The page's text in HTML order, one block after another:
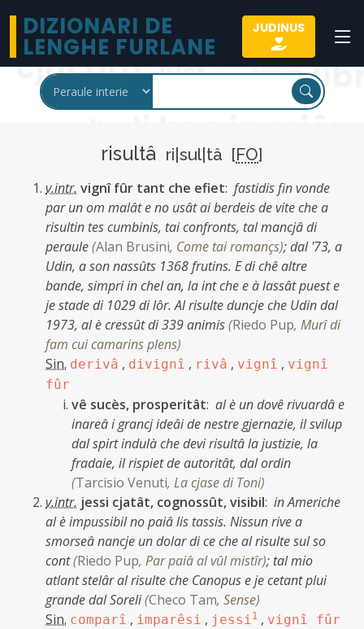
DIZIONARI DE
LENGHE FURLANE
JUDINUS
risultâ ri|sul|tâ [FO]
v.intr. vignî fûr tant che efiet: fastidis fin vonde
par un om malât e no usât ai berdeis de vite che a
risultin tes cumbinis, tai confronts, tal mancjâ di
peraule(Alan Brusini, Come tai romançs);dal '73, a
Udin, a son nassûts 1368 frutins. E di chê altre
bande, simpri in chel an, la int che e à lassât puest e
je stade di 1029 di lôr. Al risulte duncje che Udin dal
1973, al è cressût di 339 animis(Riedo Pup, Murî di
fam cui camarins plens)
Sin. derivâ , divignî , rivâ , vignî , vignî
fûr
vê sucès, prosperitât: al è un dovê rivuardâ e
inareâ i grancj ideâi de nestre gjernazie, il svilup
dal spirt indulà che devi risultâ la justizie, la
fradaie, il rispiet de autoritât, dal ordin
(Tarcisio Venuti, La cjase di Toni)
v.intr. jessi cjatât, cognossût, visibil: in Americhe
al è impussibil no paiâ lis tassis. Nissun rive a
smorseâ nancje un dolar di ce che al risulte sul so
cont(Riedo Pup, Par paiâ al vûl mistîr); tal mio
atlant stelâr al risulte che Canopus e je cetant plui
grande dal Soreli(Checo Tam, Sense)
Sin. comparî , imparêsi , jessi1 , vignî fûr